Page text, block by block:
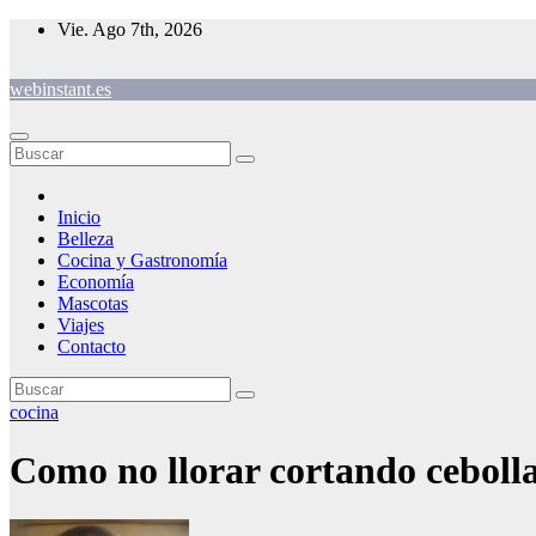
Saltar
Vie. Ago 7th, 2026
webinstant.es
Inicio
Belleza
Cocina y Gastronomía
Economía
Mascotas
Viajes
Contacto
cocina
Como no llorar cortando